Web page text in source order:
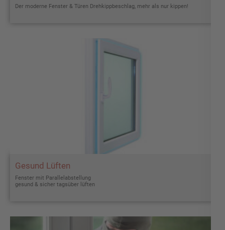
Der moderne Fenster & Türen Drehkippbeschlag, mehr als nur kippen!
Gesund Lüften
Fenster mit Parallelabstellung
gesund & sicher tagsüber lüften